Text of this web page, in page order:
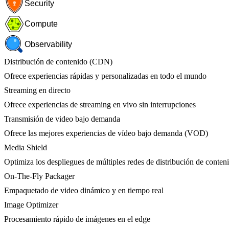
Security
Compute
Observability
Distribución de contenido (CDN)
Ofrece experiencias rápidas y personalizadas en todo el mundo
Streaming en directo
Ofrece experiencias de streaming en vivo sin interrupciones
Transmisión de video bajo demanda
Ofrece las mejores experiencias de vídeo bajo demanda (VOD)
Media Shield
Optimiza los despliegues de múltiples redes de distribución de
On-The-Fly Packager
Empaquetado de video dinámico y en tiempo real
Image Optimizer
Procesamiento rápido de imágenes en el edge